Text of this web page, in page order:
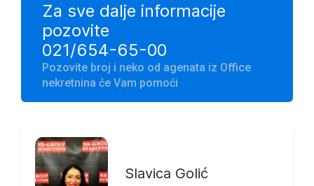
Za sve dalje informacije
pozovite
021/654-65-00
Pozovite broj i neko od agenata iz Office
nekretnina će Vam pomoći
Slavica Golić